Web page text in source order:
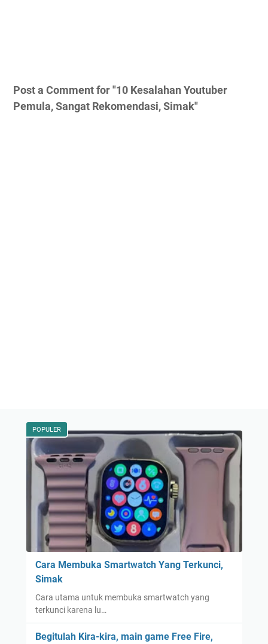
Post a Comment for "10 Kesalahan Youtuber
Pemula, Sangat Rekomendasi, Simak"
POPULER
Cara Membuka Smartwatch Yang Terkunci,
Simak
Cara utama untuk membuka smartwatch yang
terkunci karena lu…
Begitulah Kira-kira, main game Free Fire,